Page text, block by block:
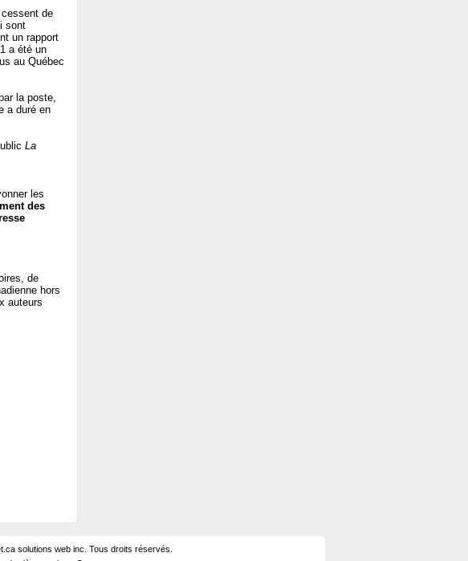
de
sont
un rapport
a été un
au Québec
la poste,
a duré en
La
les
des
de
hors
auteurs
solutions web inc. Tous droits réservés.